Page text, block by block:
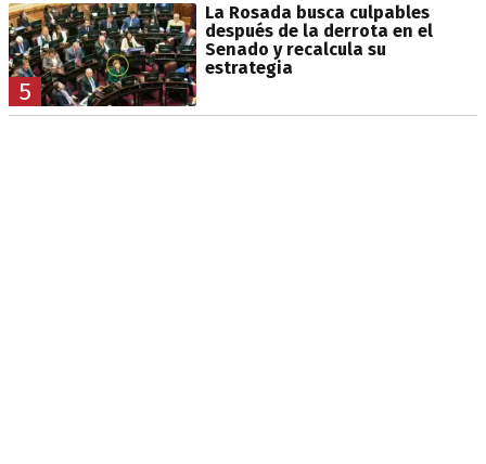
5
La Rosada busca culpables
después de la derrota en el
Senado y recalcula su
estrategia